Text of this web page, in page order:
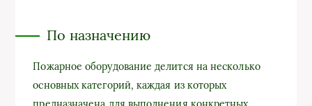
По назначению
Пожарное оборудование делится на несколько
основных категорий, каждая из которых